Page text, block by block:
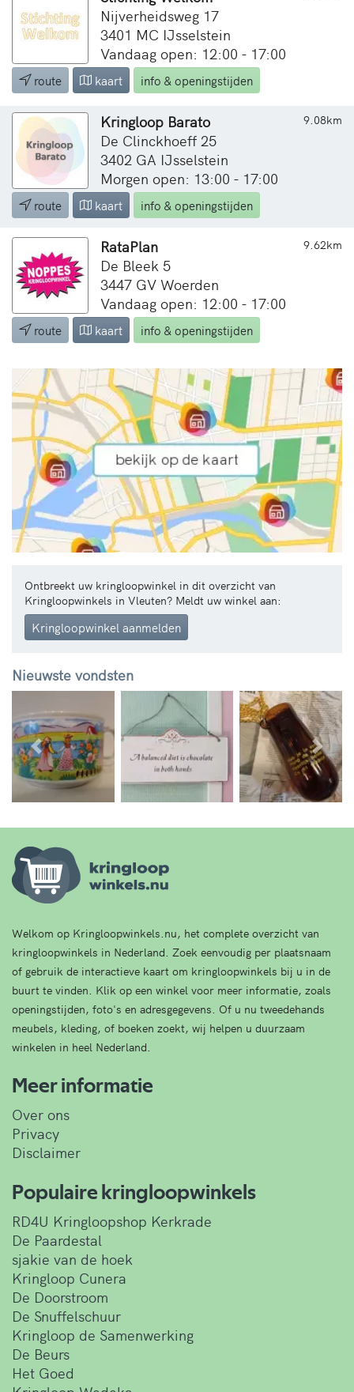
Nijverheidsweg 17
3401 MC IJsselstein
Vandaag open: 12:00 - 17:00
route kaart info & openingstijden
9.08km
Kringloop Barato
De Clinckhoeff 25
3402 GA IJsselstein
Morgen open: 13:00 - 17:00
route kaart info & openingstijden
9.62km
RataPlan
De Bleek 5
3447 GV Woerden
Vandaag open: 12:00 - 17:00
route kaart info & openingstijden
Ontbreekt uw kringloopwinkel in dit overzicht van
Kringloopwinkels in Vleuten? Meldt uw winkel aan:
Kringloopwinkel aanmelden
Nieuwste vondsten
Vorige
Welkom op Kringloopwinkels.nu, het complete overzicht van
kringloopwinkels in Nederland. Zoek eenvoudig per plaatsnaam
of gebruik de interactieve kaart om kringloopwinkels bij u in de
buurt te vinden. Klik op een winkel voor meer informatie, zoals
openingstijden, foto's en adresgegevens. Of u nu tweedehands
meubels, kleding, of boeken zoekt, wij helpen u duurzaam
winkelen in heel Nederland.
Meer informatie
Over ons
Privacy
Disclaimer
Populaire kringloopwinkels
RD4U Kringloopshop Kerkrade
De Paardestal
sjakie van de hoek
Kringloop Cunera
De Doorstroom
De Snuffelschuur
Kringloop de Samenwerking
De Beurs
Het Goed